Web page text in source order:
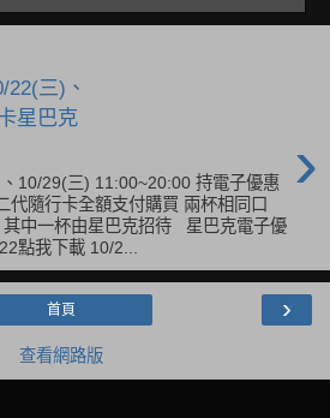
三)、
星巴克
›
10/29(三) 11:00~20:00 持電子優惠
代隨行卡全額支付購買 兩杯相同口
其中一杯由星巴克招待 星巴克電子優
點我下載 10/2...
›
首頁
查看網路版